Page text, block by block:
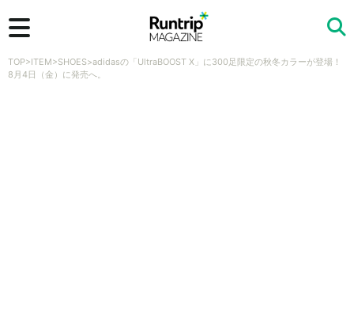
検索
TOP>ITEM>SHOES>adidasの「UltraBOOST X」に300足限定の秋冬カラーが登場！
8月4日（金）に発売へ。